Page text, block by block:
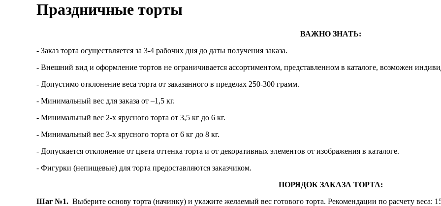
Праздничные торты
ВАЖНО ЗНАТЬ:
- Заказ торта осуществляется за 3-4 рабочих дня до даты получения заказа.
- Внешний вид и оформление тортов не ограничивается ассортиментом, представленном в каталоге, возможен
- Допустимо отклонение веса торта от заказанного в пределах 250-300 грамм.
- Минимальный вес для заказа от –1,5 кг.
- Минимальный вес 2-х ярусного торта от 3,5 кг до 6 кг.
- Минимальный вес 3-х ярусного торта от 6 кг до 8 кг.
- Допускается отклонение от цвета оттенка торта и от декоративных элементов от изображения в каталоге.
- Фигурки (непищевые) для торта предоставляются заказчиком.
ПОРЯДОК ЗАКАЗА ТОРТА:
Шаг №1. Выберите основу торта (начинку) и укажите желаемый вес готового торта. Рекомендации по расчету веса: